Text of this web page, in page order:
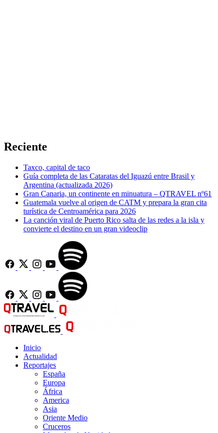
Reciente
Taxco, capital de taco
Guía completa de las Cataratas del Iguazú entre Brasil y
Argentina (actualizada 2026)
Gran Canaria, un continente en minuatura – QTRAVEL nº61
Guatemala vuelve al origen de CATM y prepara la gran cita
turística de Centroamérica para 2026
La canción viral de Puerto Rico salta de las redes a la isla y
convierte el destino en un gran videoclip
Inicio
Actualidad
Reportajes
España
Europa
África
America
Asia
Oriente Medio
Cruceros